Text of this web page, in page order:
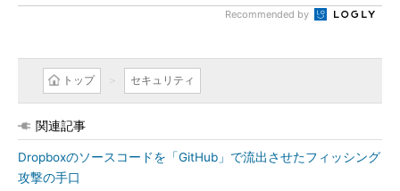
Recommended by
トップ セキュリティ
関連記事
Dropboxのソースコードを「GitHub」で流出させたフィッシング
攻撃の手口